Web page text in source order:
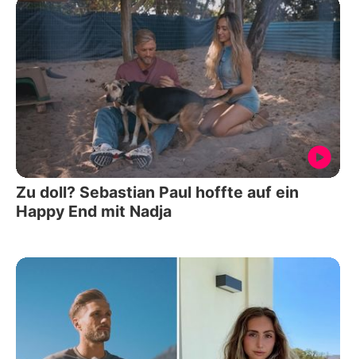
Zu doll? Sebastian Paul hoffte auf ein
Happy End mit Nadja